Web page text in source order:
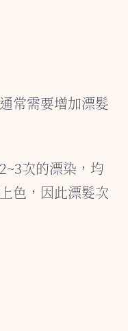
常需要增加漂髮
次的漂染，均
色，因此漂髮次